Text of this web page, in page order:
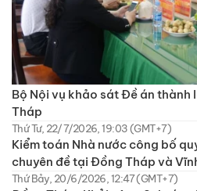
Bộ Nội vụ khảo sát Đề án
Tháp
Thứ Tư, 22/7/2026, 19:03 (GMT+7)
Kiểm toán Nhà nước công bố
chuyên đề tại Đồng Tháp và
Thứ Bảy, 20/6/2026, 12:47 (GMT+7)